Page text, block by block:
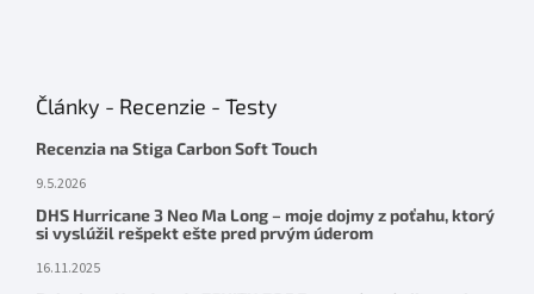
Články - Recenzie - Testy
Recenzia na Stiga Carbon Soft Touch
9.5.2026
DHS Hurricane 3 Neo Ma Long – moje dojmy z poťahu, ktorý
si vyslúžil rešpekt ešte pred prvým úderom
16.11.2025